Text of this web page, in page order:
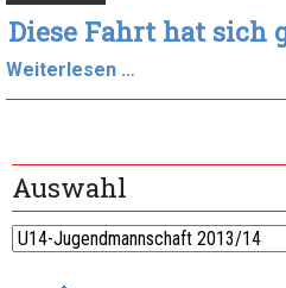
Diese Fahrt hat sich
Weiterlesen …
Fahrt
Auswahl